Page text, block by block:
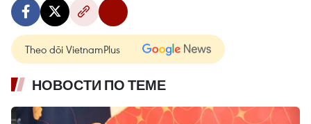
Theo dõi VietnamPlus
НОВОСТИ ПО ТЕМЕ